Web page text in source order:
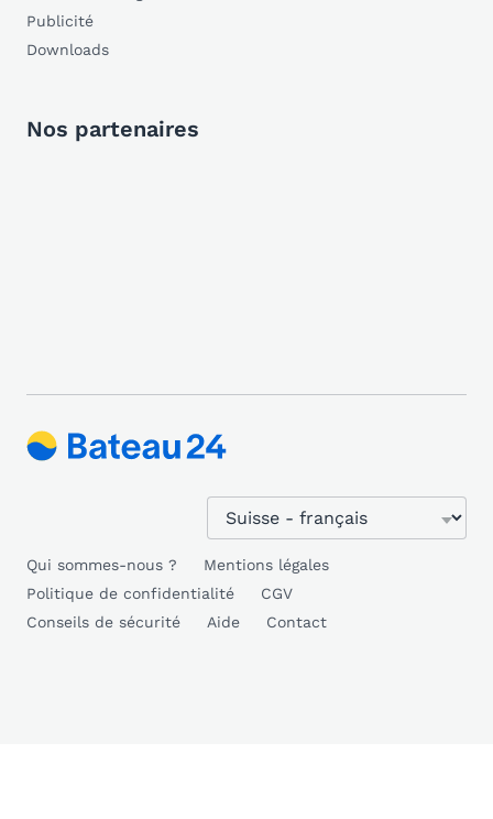
Publicité
Downloads
Nos partenaires
Qui sommes-nous ?
Mentions légales
Politique de confidentialité
CGV
Conseils de sécurité
Aide Contact